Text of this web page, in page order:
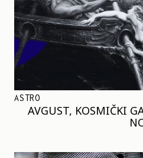
ASTRO
AVGUST, KOSMIČKI